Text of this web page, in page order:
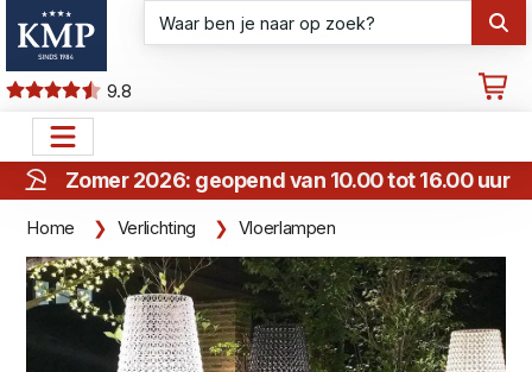
9.8
Zomer 2026: geopend van 10.00 tot 16.00 uur
Home Verlichting Vloerlampen